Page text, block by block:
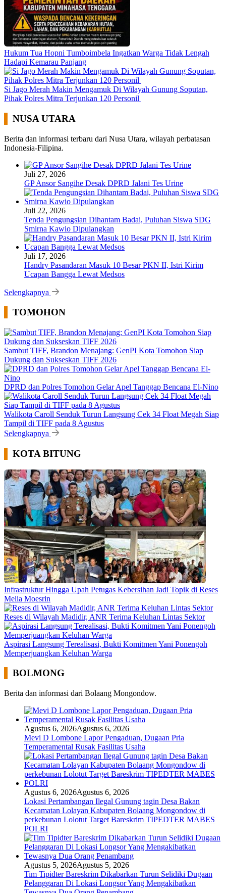
Hukum Tua Hopni Tumboimbela Ingatkan Warga Tidak Lengah
Hadapi Kemarau Panjang
Si Jago Merah Makin Mengamuk Di Wilayah Gunung Soputan,
Pihak Polres Mitra Terjunkan 120 Personil
NUSA UTARA
Berita dan informasi terbaru dari Nusa Utara, wilayah perbatasan
Indonesia-Filipina.
Juli 27, 2026
GP Ansor Sangihe Desak DPRD Jalani Tes Urine
Juli 22, 2026
Tenda Pengungsian Dihantam Badai, Puluhan Siswa SDG
Smirna Kawio Dipulangkan
Juli 17, 2026
Handry Pasandaran Masuk 10 Besar PKN II, Istri Kirim
Ucapan Bangga Lewat Medsos
Selengkapnya
TOMOHON
Sambut TIFF, Brandon Menajang: ​GenPI Kota Tomohon Siap
Dukung dan Sukseskan TIFF 2026
DPRD dan Polres Tomohon Gelar Apel Tanggap Bencana El-Nino
Walikota Caroll Senduk Turun Langsung Cek 34 Float Megah Siap
Tampil di TIFF pada 8 Agustus
Selengkapnya
KOTA BITUNG
Infrastruktur Hingga Upah Petugas Kebersihan Jadi Topik di Reses
Melia Moesrin
Reses di Wilayah Madidir, ANR Terima Keluhan Lintas Sektor
Aspirasi Langsung Terealisasi, Bukti Komitmen Yani Ponengoh
Memperjuangkan Keluhan Warga
BOLMONG
Berita dan informasi dari Bolaang Mongondow.
Agustus 6, 2026Agustus 6, 2026
Mevi D Lombone Lapor Pengaduan, Dugaan Pria
Temperamental Rusak Fasilitas Usaha
Agustus 6, 2026Agustus 6, 2026
Lokasi Pertambangan Ilegal Gunung tagin Desa Bakan
Kecamatan Lolayan Kabupaten Bolaang Mongondow di
perkebunan Lolotut Target Bareskrim TIPEDTER MABES
POLRI
Agustus 5, 2026Agustus 5, 2026
Tim Tipidter Bareskrim Dikabarkan Turun Selidiki Dugaan
Pelanggaran Di Lokasi Longsor Yang Mengakibatkan